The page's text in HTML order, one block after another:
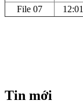
File 07
12:01
Tin mới